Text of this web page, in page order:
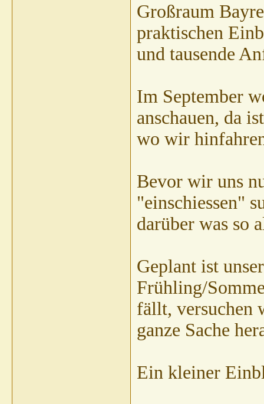
Hallo Mandy, Du fragst...09.09.2001,21:30
Hallo Mandy, mit den...10.09.2001,10:35
Großraum
praktischen
und tausende
Im September
anschauen, da
wo wir
Bevor wir uns
"einschiessen"
darüber was so
Geplant ist
Frühling/
fällt, versuchen
ganze Sache
Ein kleiner